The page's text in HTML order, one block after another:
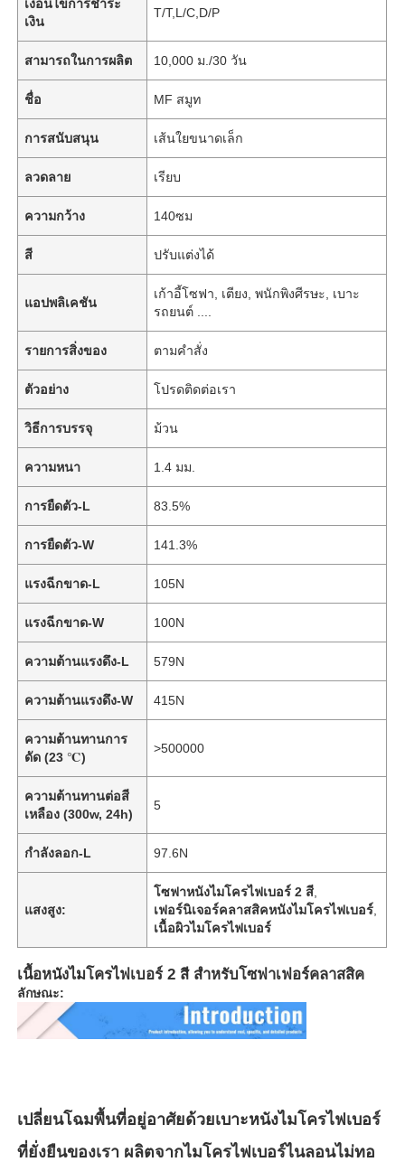
สินค้า
เกี่ยวกับเรา
เงื่อนไขการชำระ
เงิน
T/T,L/C,D/P
สามารถในการผลิต 10,000 ม./30 วัน
ชื่อ MF สมูท
การสนับสนุน เส้นใยขนาดเล็ก
ลวดลาย เรียบ
ความกว้าง 140ซม
สี ปรับแต่งได้
แอปพลิเคชัน
เก้าอี้โซฟา, เตียง, พนักพิงศีรษะ, เบาะ
รถยนต์ ....
รายการสิ่งของ ตามคำสั่ง
ตัวอย่าง โปรดติดต่อเรา
วิธีการบรรจุ ม้วน
ความหนา 1.4 มม.
การยืดตัว-L 83.5%
การยืดตัว-W 141.3%
แรงฉีกขาด-L 105N
แรงฉีกขาด-W 100N
ความต้านแรงดึง-L 579N
ความต้านแรงดึง-W 415N
ความต้านทานการ
ดัด (23 ℃)
>500000
ความต้านทานต่อสี
เหลือง (300w, 24h)
5
กำลังลอก-L 97.6N
แสงสูง:
โซฟาหนังไมโครไฟเบอร์ 2 สี
เฟอร์นิเจอร์คลาสสิคหนังไมโครไฟเบอร์
เนื้อผิวไมโครไฟเบอร์
เนื้อหนังไมโครไฟเบอร์ 2 สี สําหรับโซฟาเฟอร์คลาสสิค
ลักษณะ:
เปลี่ยนโฉมพื้นที่อยู่อาศัยด้วยเบาะหนังไมโครไฟเบอร์
ที่ยั่งยืนของเรา ผลิตจากไมโครไฟเบอร์ไนลอนไม่ทอ